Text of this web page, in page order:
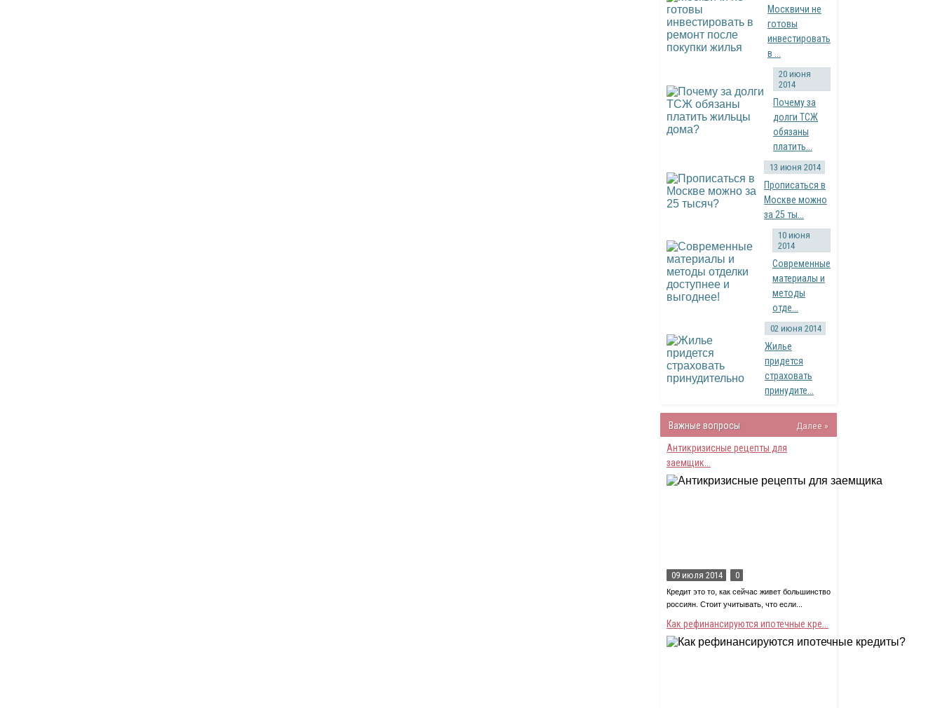
Москвичи не
готовы
инвестировать
в ...
20 июня
2014
Почему за
долги ТСЖ
обязаны
платить...
13 июня 2014
Прописаться в
Москве можно
за 25 ты...
10 июня
2014
Современные
материалы и
методы
отде...
02 июня 2014
Жилье
придется
страховать
принудите...
Важные вопросы
Далее »
Антикризисные рецепты для
заемщик...
09 июля 2014 0
Кредит это то, как сейчас живет большинство
россиян. Стоит учитывать, что если...
Как рефинансируются ипотечные кре...